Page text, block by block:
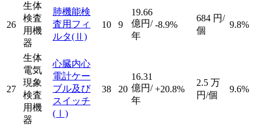
26
生体
検査
用機
器
肺機能検
査用フィ
ルタ(Ⅱ)
10 9
19.66
億円/
年
-8.9%
684 円/
個
9.8%
27
生体
電気
現象
検査
用機
器
心臓内心
電計ケー
ブル及び
スイッチ
(Ⅰ)
38 20
16.31
億円/
年
+20.8%
2.5 万
円/個
9.6%